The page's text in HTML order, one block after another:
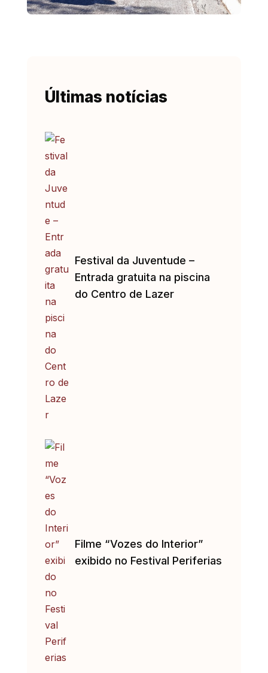
Últimas notícias
Festival da Juventude –
Entrada gratuita na piscina
do Centro de Lazer
Filme “Vozes do Interior”
exibido no Festival Periferias